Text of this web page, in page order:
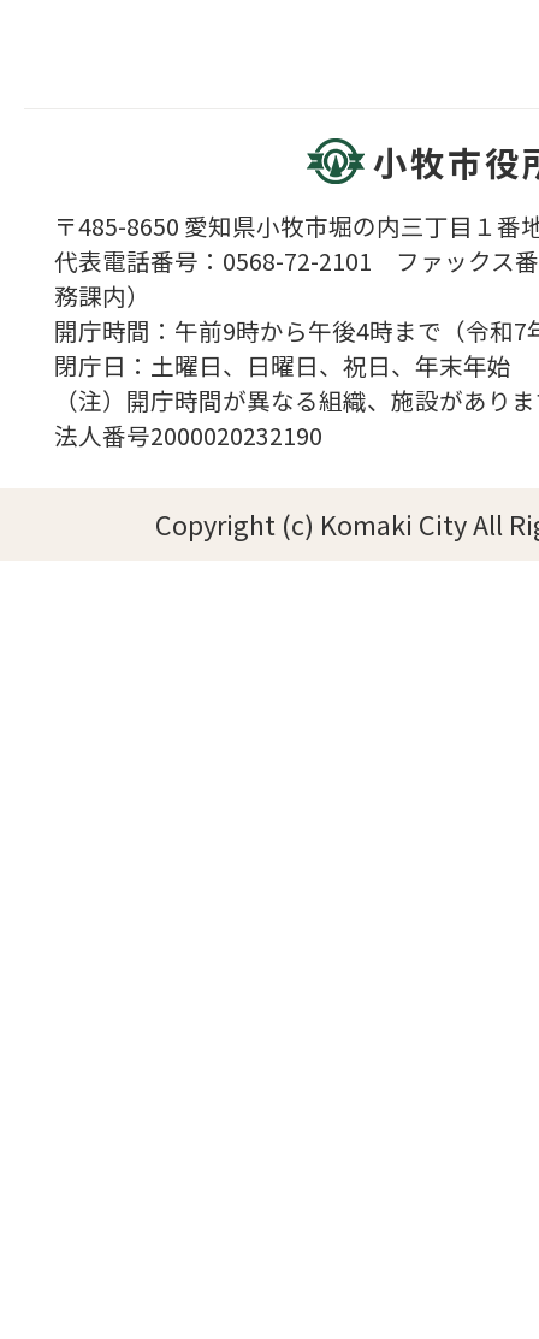
小牧市役
〒485-8650 愛知県小牧市堀の内三丁目１番
代表電話番号：0568-72-2101 ファックス
務課内）
開庁時間：午前9時から午後4時まで（令
閉庁日：土曜日、日曜日、祝日、年末年始
（注）開庁時間が異なる組織、施設があり
法人番号2000020232190
Copyright (c) Komaki City All